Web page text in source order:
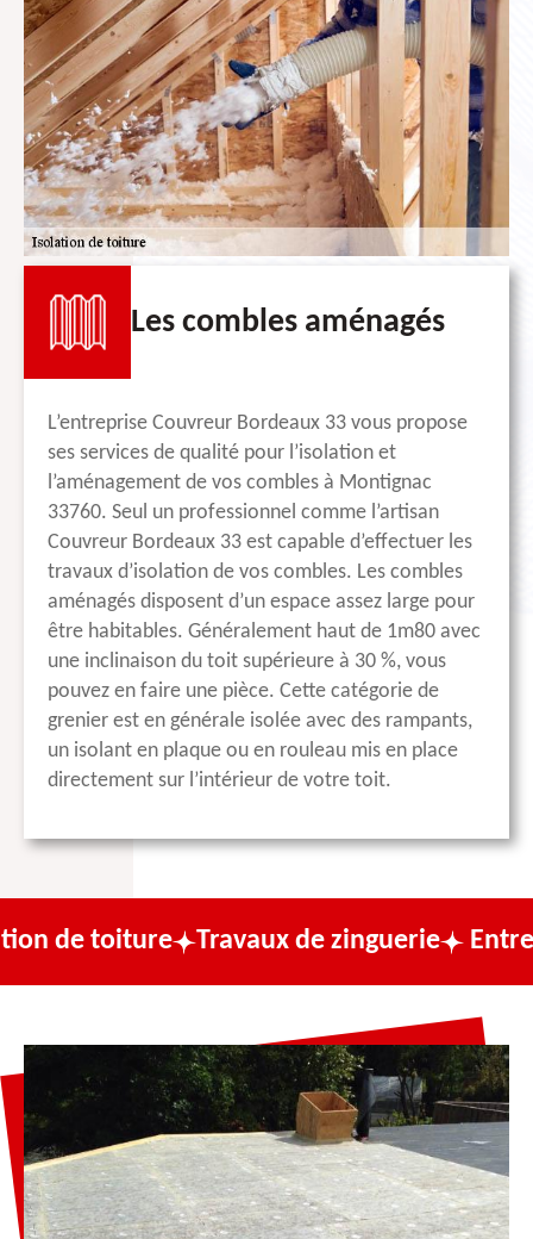
Les combles aménagés
L’entreprise Couvreur Bordeaux 33 vous propose
ses services de qualité pour l’isolation et
l’aménagement de vos combles à Montignac
33760. Seul un professionnel comme l’artisan
Couvreur Bordeaux 33 est capable d’effectuer les
travaux d’isolation de vos combles. Les combles
aménagés disposent d’un espace assez large pour
être habitables. Généralement haut de 1m80 avec
une inclinaison du toit supérieure à 30 %, vous
pouvez en faire une pièce. Cette catégorie de
grenier est en générale isolée avec des rampants,
un isolant en plaque ou en rouleau mis en place
directement sur l’intérieur de votre toit.
Travaux de zinguerie Entreprise de